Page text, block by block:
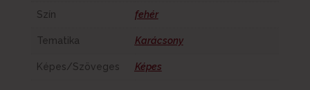
Szín fehér
Tematika Karácsony
Képes/Szöveges Képes